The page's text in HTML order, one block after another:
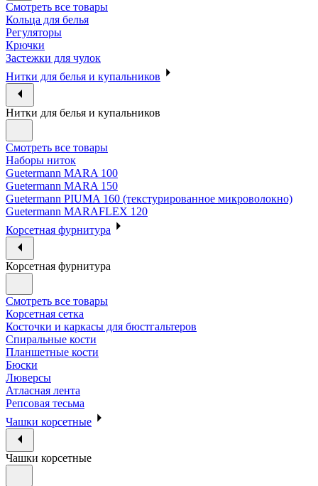
Смотреть все товары
Кольца для белья
Регуляторы
Крючки
Застежки для чулок
Нитки для белья и купальников
Нитки для белья и купальников
Смотреть все товары
Наборы ниток
Guetermann MARA 100
Guetermann MARA 150
Guetermann PIUMA 160 (текстурированное микроволокно)
Guetermann MARAFLEX 120
Корсетная фурнитура
Корсетная фурнитура
Смотреть все товары
Корсетная сетка
Косточки и каркасы для бюстгальтеров
Спиральные кости
Планшетные кости
Бюски
Люверсы
Атласная лента
Репсовая тесьма
Чашки корсетные
Чашки корсетные